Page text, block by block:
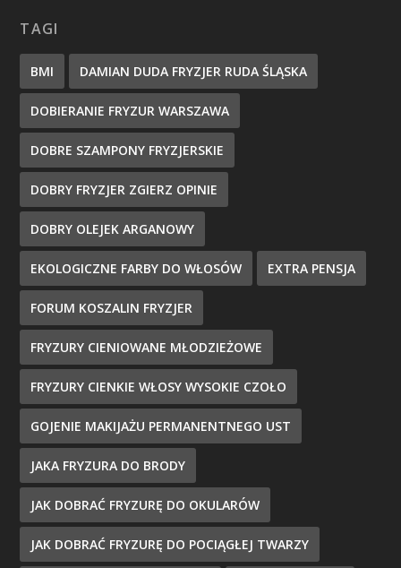
TAGI
BMI DAMIAN DUDA FRYZJER RUDA ŚLĄSKA
DOBIERANIE FRYZUR WARSZAWA
DOBRE SZAMPONY FRYZJERSKIE
DOBRY FRYZJER ZGIERZ OPINIE
DOBRY OLEJEK ARGANOWY
EKOLOGICZNE FARBY DO WŁOSÓW EXTRA PENSJA
FORUM KOSZALIN FRYZJER
FRYZURY CIENIOWANE MŁODZIEŻOWE
FRYZURY CIENKIE WŁOSY WYSOKIE CZOŁO
GOJENIE MAKIJAŻU PERMANENTNEGO UST
JAKA FRYZURA DO BRODY
JAK DOBRAĆ FRYZURĘ DO OKULARÓW
JAK DOBRAĆ FRYZURĘ DO POCIĄGŁEJ TWARZY